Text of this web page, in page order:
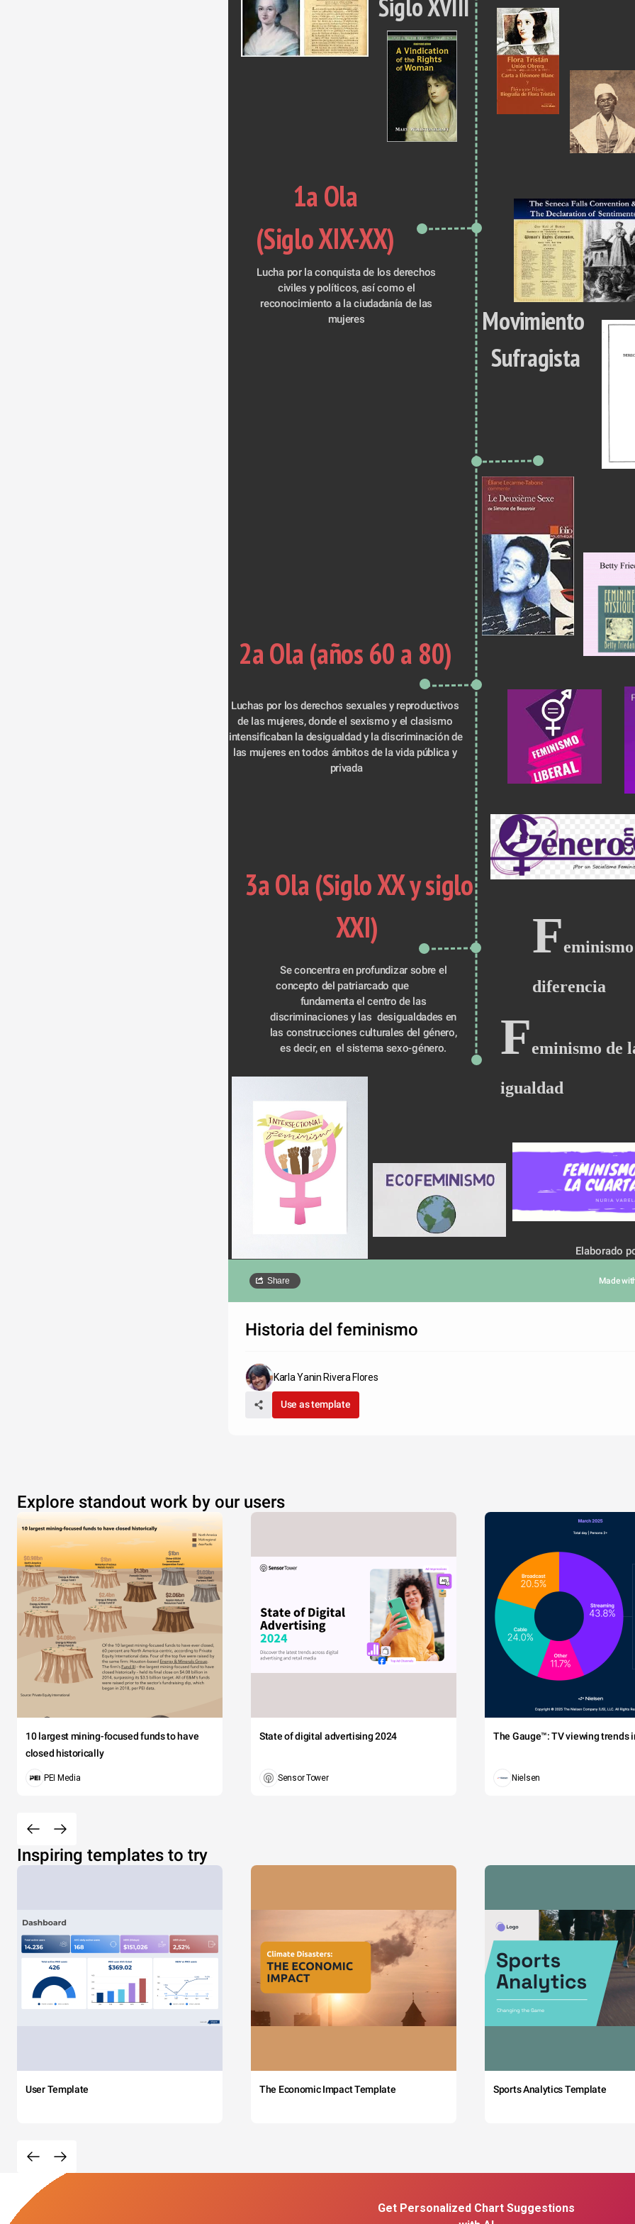
Siglo XVIII
1a Ola
(Siglo XIX-XX)
Lucha por la conquista de los derechos
civiles y políticos, así como el
reconocimiento a la ciudadanía de las
mujeres
Movimiento
Sufragista
2a Ola (años 60 a 80)
Luchas por los derechos sexuales y reproductivos
de las mujeres, donde el sexismo y el clasismo
intensificaban la desigualdad y la discriminación de
las mujeres en todos ámbitos de la vida pública y
privada
3a Ola (Siglo XX y siglo
XXI)
F
diferencia
Se concentra en profundizar sobre el
concepto del patriarcado que
fundamenta el centro de las
discriminaciones y las  desigualdades en
las construcciones culturales del género,
es decir, en  el sistema sexo-género.
Feminismo de
igualdad
Elaborado
Share Made
Historia del feminismo
Karla Yanin Rivera Flores
Use as template
Explore standout work by our users
10 largest mining-focused funds to have
closed historically
PEI Media
State of digital advertising 2024
Sensor Tower
The Gauge™: TV viewing trends
Nielsen
Inspiring templates to try
User Template The Economic Impact Template Sports Analytics Template
Get Personalized Chart Suggestions